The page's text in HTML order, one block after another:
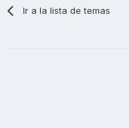
Ir a la lista de temas